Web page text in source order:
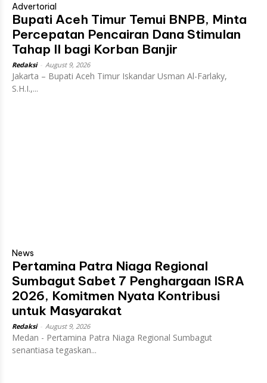
Advertorial
Bupati Aceh Timur Temui BNPB, Minta
Percepatan Pencairan Dana Stimulan
Tahap II bagi Korban Banjir
Redaksi August 9, 2026
Jakarta – Bupati Aceh Timur Iskandar Usman Al-Farlaky,
S.H.I.,...
News
Pertamina Patra Niaga Regional
Sumbagut Sabet 7 Penghargaan ISRA
2026, Komitmen Nyata Kontribusi
untuk Masyarakat
Redaksi August 9, 2026
Medan - Pertamina Patra Niaga Regional Sumbagut
senantiasa tegaskan...